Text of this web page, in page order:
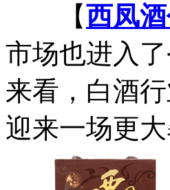
【西凤
市场也进入
来看，白酒
迎来一场更